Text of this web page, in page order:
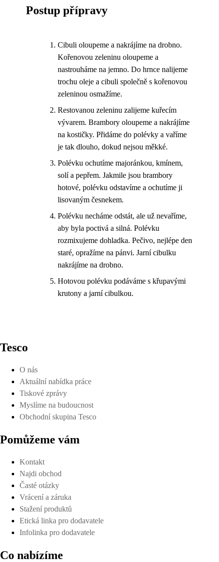
Postup přípravy
Cibuli oloupeme a nakrájíme na drobno.
Kořenovou zeleninu oloupeme a
nastrouháme na jemno. Do hrnce nalijeme
trochu oleje a cibuli společně s kořenovou
zeleninou osmažíme.
Restovanou zeleninu zalijeme kuřecím
vývarem. Brambory oloupeme a nakrájíme
na kostičky. Přidáme do polévky a vaříme
je tak dlouho, dokud nejsou měkké.
Polévku ochutíme majoránkou, kmínem,
solí a pepřem. Jakmile jsou brambory
hotové, polévku odstavíme a ochutíme ji
lisovaným česnekem.
Polévku necháme odstát, ale už nevaříme,
aby byla poctivá a silná. Polévku
rozmixujeme dohladka. Pečivo, nejlépe den
staré, opražíme na pánvi. Jarní cibulku
nakrájíme na drobno.
Hotovou polévku podáváme s křupavými
krutony a jarní cibulkou.
Tesco
O nás
Aktuální nabídka práce
Tiskové zprávy
Myslíme na budoucnost
Obchodní skupina Tesco
Pomůžeme vám
Kontakt
Najdi obchod
Časté otázky
Vrácení a záruka
Stažení produktů
Etická linka pro dodavatele
Infolinka pro dodavatele
Co nabízíme